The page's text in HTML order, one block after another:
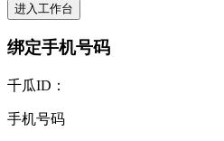
进入工作台
绑定手机号码
千瓜ID：
手机号码